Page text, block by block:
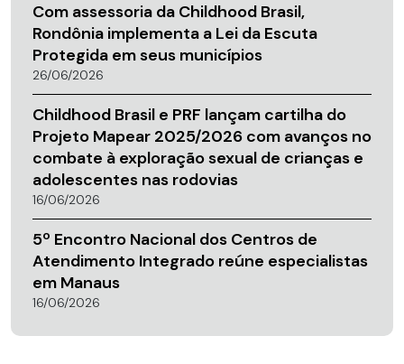
Com assessoria da Childhood Brasil,
Rondônia implementa a Lei da Escuta
Protegida em seus municípios
26/06/2026
Childhood Brasil e PRF lançam cartilha do
Projeto Mapear 2025/2026 com avanços no
combate à exploração sexual de crianças e
adolescentes nas rodovias
16/06/2026
5º Encontro Nacional dos Centros de
Atendimento Integrado reúne especialistas
em Manaus
16/06/2026